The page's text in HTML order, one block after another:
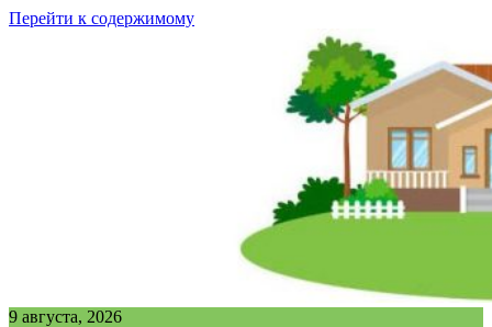
Перейти к содержимому
9 августа, 2026